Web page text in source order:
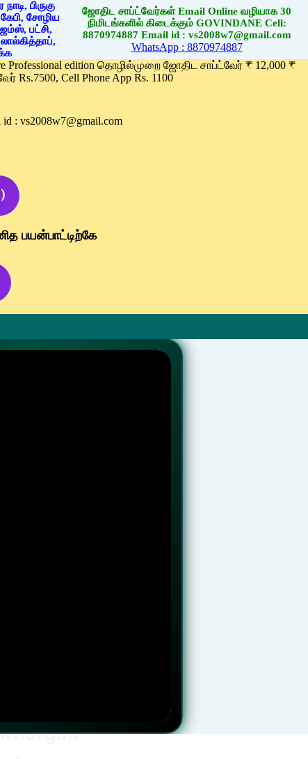
ஜோதிட சாப்ட்வேர்கள் Email Online வழியாக 30
நிமிடங்களில் கிடைக்கும் GOVINDANE Cell:
8870974887 Email id : vs2008w7@gmail.com
WhatsApp : 8870974887
Professional edition தொழில்முறை ஜோதிட சாப்ட்வேர் ₹ 12,000 ₹
Rs.7500, Cell Phone App Rs. 1100
id : vs2008w7@gmail.com
பயன்பாட்டிற்கே